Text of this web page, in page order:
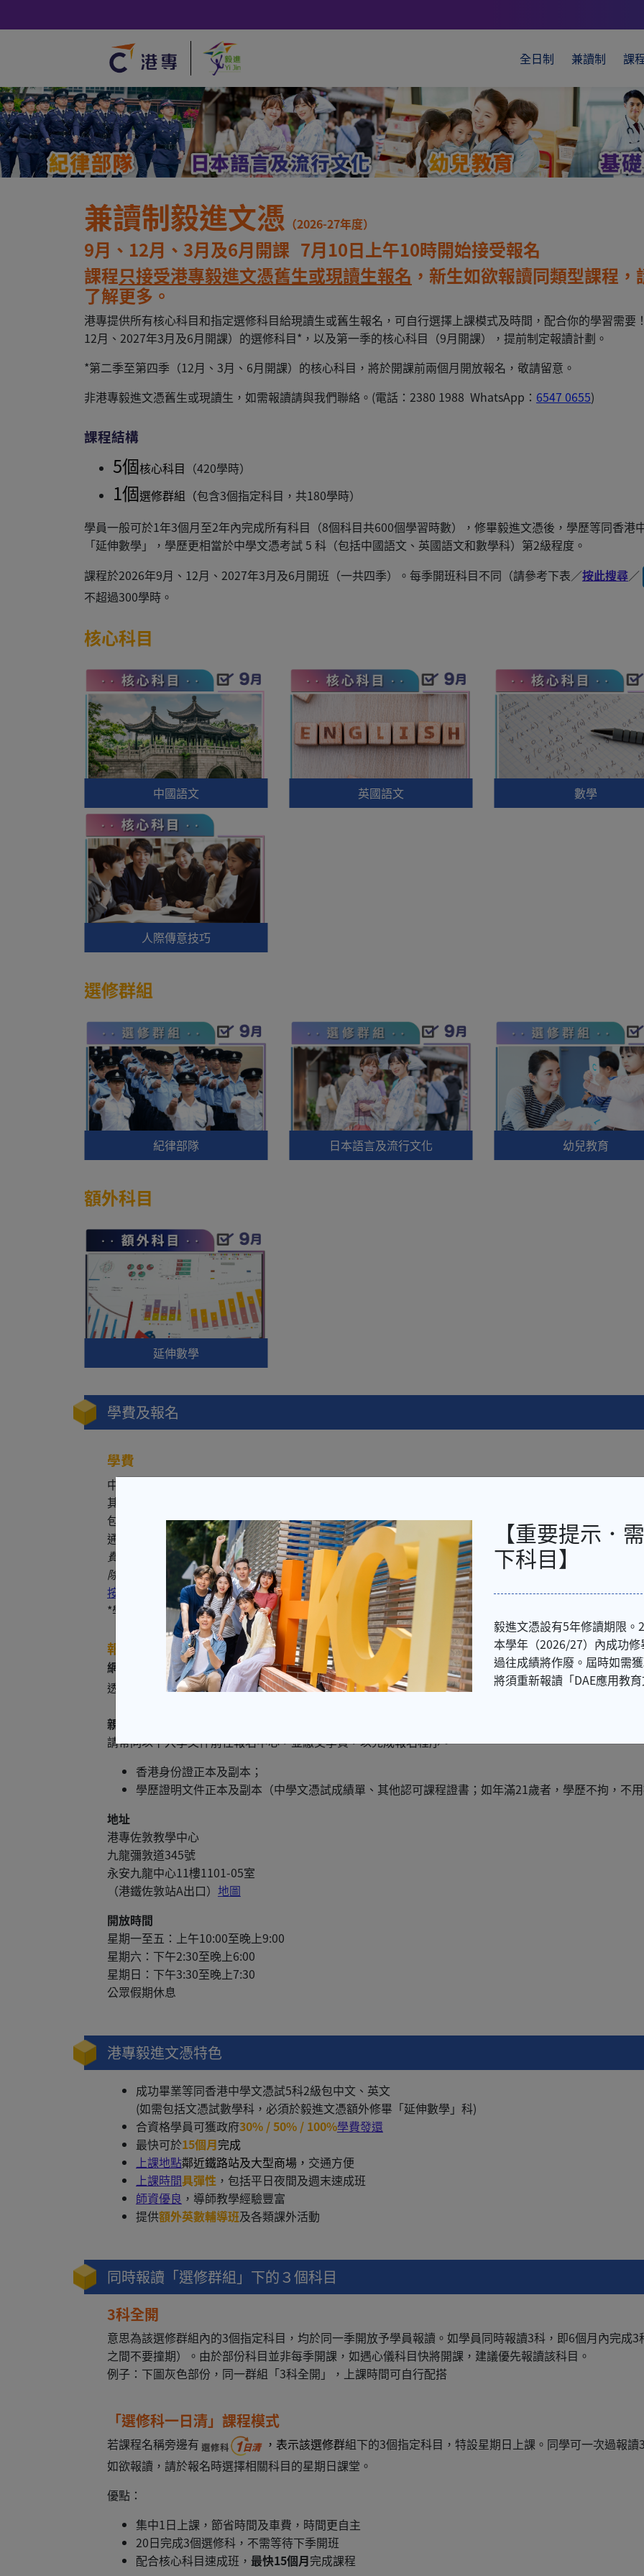
全日制 兼讀制 課
兼讀制毅進文憑 （2026-27年度）
9月、12月、3月及6月開課 7月10日上午10時開始接受報名
課程只接受港專毅進文憑舊生或現讀生報名 ， 新生如欲報讀同類型課程，
了解更多。
港專提供所有核心科目和指定選修科目給現讀生或舊生報名，可自行選擇上課模式及時間，配合你的學習需
12月、2027年3月及6月開課）的選修科目*，以及第一季的核心科目（9月開課），提前制定報讀計劃。
*第二季至第四季（12月、3月、6月開課）的核心科目，將於開課前兩個月開放報名，敬請留意。
非港專毅進文憑舊生或現讀生，如需報讀請與我們聯絡。(電話：2380 1988 WhatsApp： 6547 0655)
課程結構
5個核心科目 （420學時）
1個選修群組（包含3個指定科目，共180學時）
學員一般可於1年3個月至2年內完成所有科目（8個科目共600個學習時數），修畢毅進文憑後，學歷等同香港
「延伸數學」，學歷更相當於中學文憑考試 5 科（包括中國語文、英國語文和數學科）第2級程度。
課程於2026年9月、12月、2027年3月及6月開班（一共四季）。每季開班科目不同（請參考下表／按此搜尋／
不超過300學時。
核心科目
中國語文 英國語文 數學
人際傳意技巧
選修群組
紀律部隊 日本語言及流行文化 幼兒教育
額外科目
延伸數學
學費及報名
學費
中國語文及英國語文科學費每科HK$ 8,976（已包括報名費HK$40）
其餘科目（包括：數學、延伸數學及4個選修群組 - 紀律部隊、基礎醫療護理、幼兒教育、日本語言及流
包括報名費HK$20）
通識教育、人際傳意技巧科學費每科HK$3,814（已包括報名費HK$20）
費用以每次報讀科目計算，不須一次過繳付 8 科費用。
除課程取消或額滿外，一經取錄，學費概不退還。
按此瀏覽「政府資助30% / 50% / 100%學費發還」詳情
*學員如需申請免入息審查貸款計劃「暫緩繳交學費」，請致電2380 1988或WhatsApp 6547 0655 查詢
報名方法
網上報名
透過「
港專網上報名平台」報讀本季開辦之課程
親身報名
請帶同以下入學文件前往報名中心，並繳交學費，以完成報名程序。
香港身份證正本及副本；
學歷證明文件正本及副本（中學文憑試成績單、其他認可課程證書；如年滿21歲者，學歷不拘，不
地址
港專佐敦教學中心
九龍彌敦道345號
永安九龍中心11樓1101-05室
（港鐵佐敦站A出口） 地圖
開放時間
星期一至五：上午10:00至晚上9:00
星期六：下午2:30至晚上6:00
星期日：下午3:30至晚上7:30
公眾假期休息
港專毅進文憑特色
成功畢業等同香港中學文憑試5科2級包中文、英文
(如需包括文憑試數學科，必須於毅進文憑額外修畢「延伸數學」科)
合資格學員可獲政府30% / 50% / 100%學費發還
最快可於15個月完成
上課地點鄰近鐵路站及大型商場， 交通方便
上課時間具彈性 ，包括平日夜間及週末速成班
師資優良 ，導師教學經驗豐富
提供額外英數輔導班及各類課外活動
同時報讀「選修群組」下的３個科目
3科全開
意思為該選修群組內的3個指定科目，均於同一季開放予學員報讀。如學員同時報讀3科，即6個月內完成
之間不要撞期）。由於部份科目並非每季開課，如遇心儀科目快將開課，建議優先報讀該科目。
例子：下圖灰色部份，同一群組「3科全開」，上課時間可自行配搭
「選修科一日清」課程模式
若課程名稱旁邊有 ，表示該選修群組下的3個指定科目，特設星期日上課。同學可一次過報
如欲報讀，請於報名時選擇相關科目的星期日課堂。
優點：
集中1日上課，節省時間及車費，時間更自主
20日完成3個選修科，不需等待下季開班
配合核心科目速成班， 最快15個月完成課程
【重要提示．
下科目】
毅進文憑設有5年修讀期限
本學年（2026/27）內成功
過往成績將作廢。屆時如需
將須重新報讀「DAE應用教